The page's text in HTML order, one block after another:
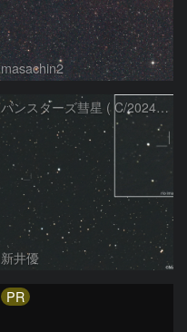
masachin2
パンスターズ彗星 ( C/2024G4 )の予報位置：2026/06/23
新井優
PR